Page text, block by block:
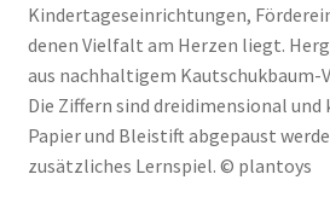
Kindertageseinrichtungen,
denen Vielfalt am Herzen liegt.
aus nachhaltigem Kautschukbaum-
Die Ziffern sind dreidimensional
Papier und Bleistift abgepaust
zusätzliches Lernspiel. © plantoys